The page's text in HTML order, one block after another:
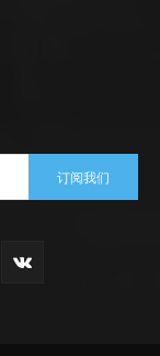
订阅我们